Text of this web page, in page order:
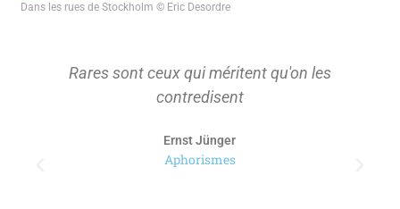
Dans les rues de Stockholm © Eric Desordre
Rares sont ceux qui méritent qu'on les
contredisent
Ernst Jünger
Aphorismes